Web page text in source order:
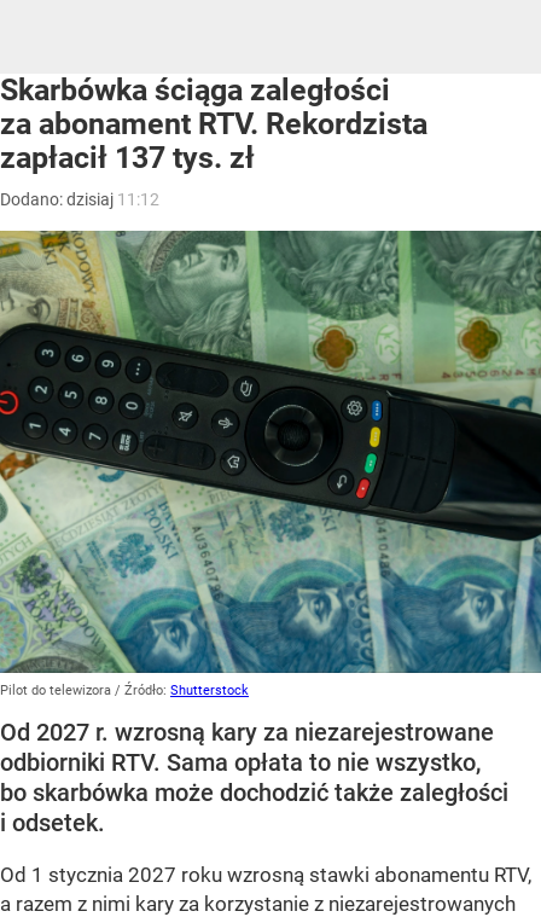
Skarbówka ściąga zaległości
za abonament RTV. Rekordzista
zapłacił 137 tys. zł
Dodano:dzisiaj 11:12
Pilot do telewizora / Źródło: Shutterstock
Od 2027 r. wzrosną kary za niezarejestrowane
odbiorniki RTV. Sama opłata to nie wszystko,
bo skarbówka może dochodzić także zaległości
i odsetek.
Od 1 stycznia 2027 roku wzrosną stawki abonamentu RTV,
a razem z nimi kary za korzystanie z niezarejestrowanych